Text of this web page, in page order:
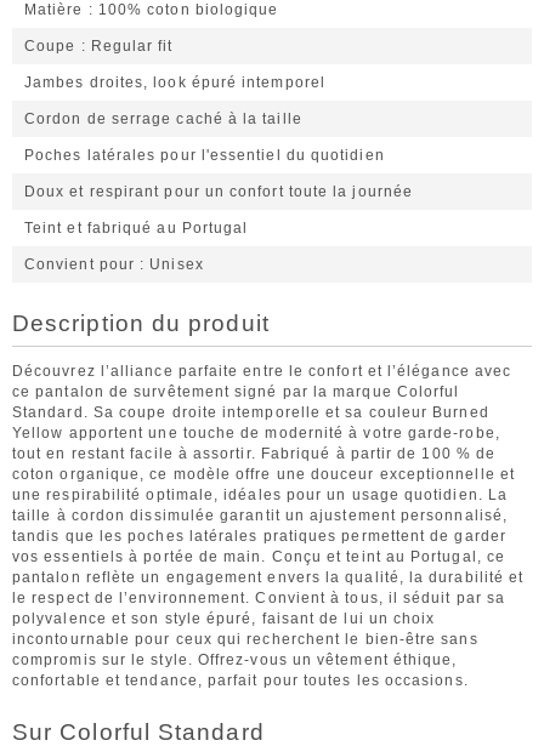
Matière 100% coton biologique
Coupe Regular fit
Jambes droites, look épuré intemporel
Cordon de serrage caché à la taille
Poches latérales pour l'essentiel du quotidien
Doux et respirant pour un confort toute la journée
Teint et fabriqué au Portugal
Convient pour Unisex
Description du produit
Découvrez l’alliance parfaite entre le confort et l’élégance avec
ce pantalon de survêtement signé par la marque Colorful
Standard. Sa coupe droite intemporelle et sa couleur Burned
Yellow apportent une touche de modernité à votre garde-robe,
tout en restant facile à assortir. Fabriqué à partir de 100 % de
coton organique, ce modèle offre une douceur exceptionnelle et
une respirabilité optimale, idéales pour un usage quotidien. La
taille à cordon dissimulée garantit un ajustement personnalisé,
tandis que les poches latérales pratiques permettent de garder
vos essentiels à portée de main. Conçu et teint au Portugal, ce
pantalon reflète un engagement envers la qualité, la durabilité et
le respect de l’environnement. Convient à tous, il séduit par sa
polyvalence et son style épuré, faisant de lui un choix
incontournable pour ceux qui recherchent le bien-être sans
compromis sur le style. Offrez-vous un vêtement éthique,
confortable et tendance, parfait pour toutes les occasions.
Sur Colorful Standard